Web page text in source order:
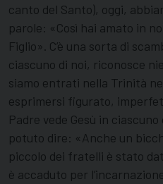
canto del Santo), oggi,
parole: «Così hai amato in
Figlio». C’è una sorta di
ciascuno di noi, riconosce
siamo entrati nella Trinità
esprimersi figurato,
Padre vede Gesù in
potuto dire: «Anche un
piccolo dei fratelli è stato
è accaduto per